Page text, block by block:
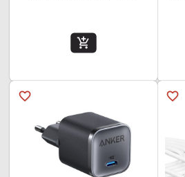
add_shopping_cart
favorite_border
favorite_border